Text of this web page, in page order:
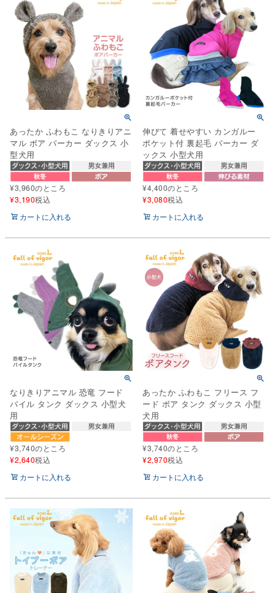
あったか ふわもこ なりきりアニ
マル ボア パーカー ダックス 小
型犬用
¥3,960のところ
¥3,190税込
カートに入れる
伸びて 着せやすい カンガルー
ポケット付 裏起毛 パーカー ダ
ックス 小型犬用
¥4,400のところ
¥3,080税込
カートに入れる
なりきりアニマル 恐竜 フード
パイル タンク ダックス 小型犬
用
¥3,740のところ
¥2,640税込
カートに入れる
あったか ふわもこ フリース フ
ード ボア タンク ダックス 小型
犬用
¥3,740のところ
¥2,970税込
カートに入れる